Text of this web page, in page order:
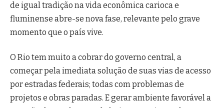
de igual tradição na vida econômica carioca e
fluminense abre-se nova fase, relevante pelo grave
momento que o país vive.
O Rio tem muito a cobrar do governo central, a
começar pela imediata solução de suas vias de acesso
por estradas federais; todas com problemas de
projetos e obras paradas. E gerar ambiente favorável a